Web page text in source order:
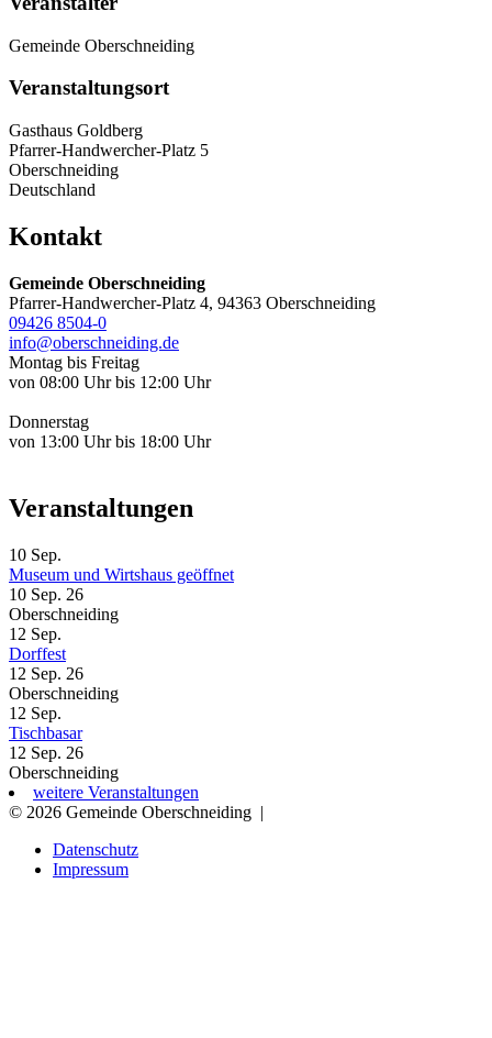
Gemeinde Oberschneiding
Veranstaltungsort
Gasthaus Goldberg
Pfarrer-Handwercher-Platz 5
Oberschneiding
Deutschland
Kontakt
Gemeinde Oberschneiding
Pfarrer-Handwercher-Platz 4, 94363 Oberschneiding
09426 8504-0
info@oberschneiding.de
Montag bis Freitag
von 08:00 Uhr bis 12:00 Uhr
Donnerstag
von 13:00 Uhr bis 18:00 Uhr
Veranstaltungen
10 Sep.
Museum und Wirtshaus geöffnet
10 Sep. 26
Oberschneiding
12 Sep.
Dorffest
12 Sep. 26
Oberschneiding
12 Sep.
Tischbasar
12 Sep. 26
Oberschneiding
weitere Veranstaltungen
© 2026 Gemeinde Oberschneiding |
Datenschutz
Impressum